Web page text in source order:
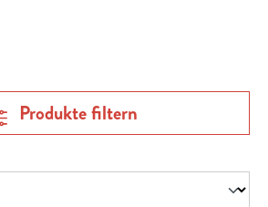
Produkte filtern